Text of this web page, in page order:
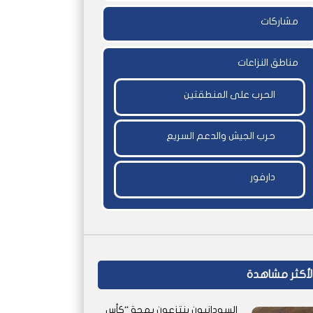
مشاركات
مناطق النزاعات
الحرب على المنطقتين
حرب الجيش والدعم السريع
دارفور
مشاهدة
السودانيون ينتزعون بهجة “كأس